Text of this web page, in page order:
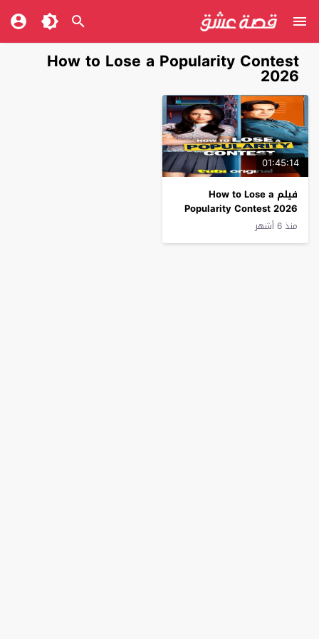
How to Lose a Popularity Contest
2026
01:45:14
فيلم How to Lose a
Popularity Contest 2026
مترجم
منذ 6 أشهر